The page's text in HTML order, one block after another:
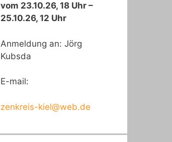
vom 23.10.26, 18 Uhr –
25.10.26, 12 Uhr
Anmeldung an: Jörg
Kubsda
E-mail:
zenkreis-kiel@web.de